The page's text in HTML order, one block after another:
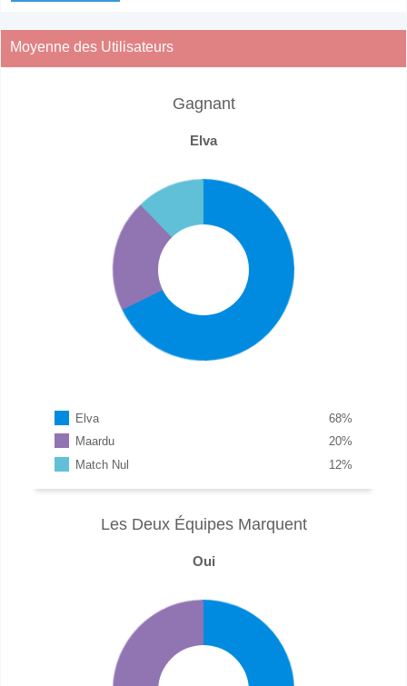
Moyenne des Utilisateurs
Gagnant
Elva
Elva %
68
Maardu
%
20
Match Nul
%
12
Les Deux Équipes Marquent
Oui